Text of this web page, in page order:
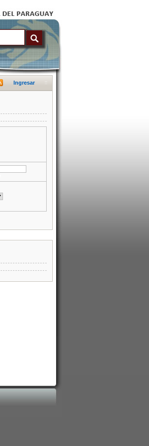
Ingresar